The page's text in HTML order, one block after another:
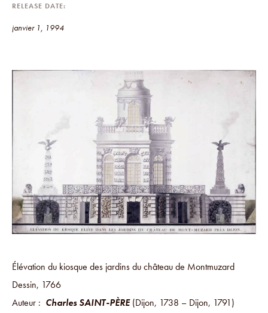
Élévation du kiosque des jardins du château de Montmuzard
Dessin, 1766
Auteur : Charles SAINT-PÈRE(Dijon, 1738 – Dijon, 1791)
RELEASE DATE
janvier 1, 1994